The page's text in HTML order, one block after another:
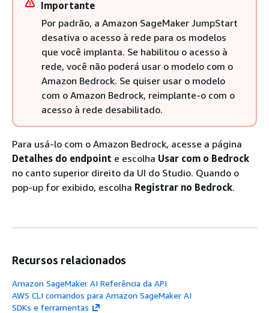
Importante
Por padrão, a Amazon SageMaker JumpStart
desativa o acesso à rede para os modelos
que você implanta. Se habilitou o acesso à
rede, você não poderá usar o modelo com o
Amazon Bedrock. Se quiser usar o modelo
com o Amazon Bedrock, reimplante-o com o
acesso à rede desabilitado.
Para usá-lo com o Amazon Bedrock, acesse a página
Detalhes do endpoint e escolha Usar com o Bedrock
no canto superior direito da UI do Studio. Quando o
pop-up for exibido, escolha Registrar no Bedrock.
Recursos relacionados
Amazon SageMaker AI Referência da API
AWS CLI comandos para Amazon SageMaker AI
SDKs e ferramentas